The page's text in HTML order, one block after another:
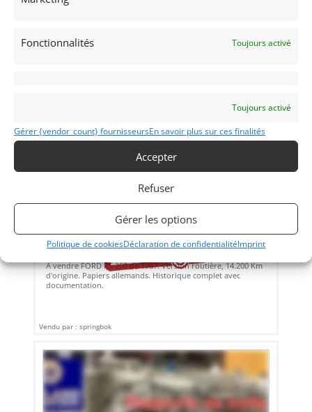
Fonctionnalités Toujours activé
Toujours activé
Gérer {vendor_count} fournisseursEn savoir plus sur ces finalités
Accepter
Refuser
Gérer les options
Politique de cookiesDéclaration de confidentialitéImprint
Vendu par : ELIANDRE AUTOMOBILES
FORD RS 200 (1987) [VENDU]
ISERNHAGEN (ALLEMAGNE)
14 avril 2017
1 444 vues
A vendre FORD RS 200 de 1987. Version routière, 14.200 Km
d'origine. Papiers allemands. Historique complet avec
documentation.
Vendu par : springbok